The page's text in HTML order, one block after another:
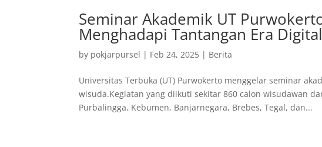
Seminar Akademik UT
Menghadapi Tantangan Era Digital
by pokjarpursel | Feb 24, 2025 | Berita
Universitas Terbuka (UT) Purwokerto menggelar seminar
wisuda.Kegiatan yang diikuti sekitar 860 calon wisudawan
Purbalingga, Kebumen, Banjarnegara, Brebes, Tegal, dan...